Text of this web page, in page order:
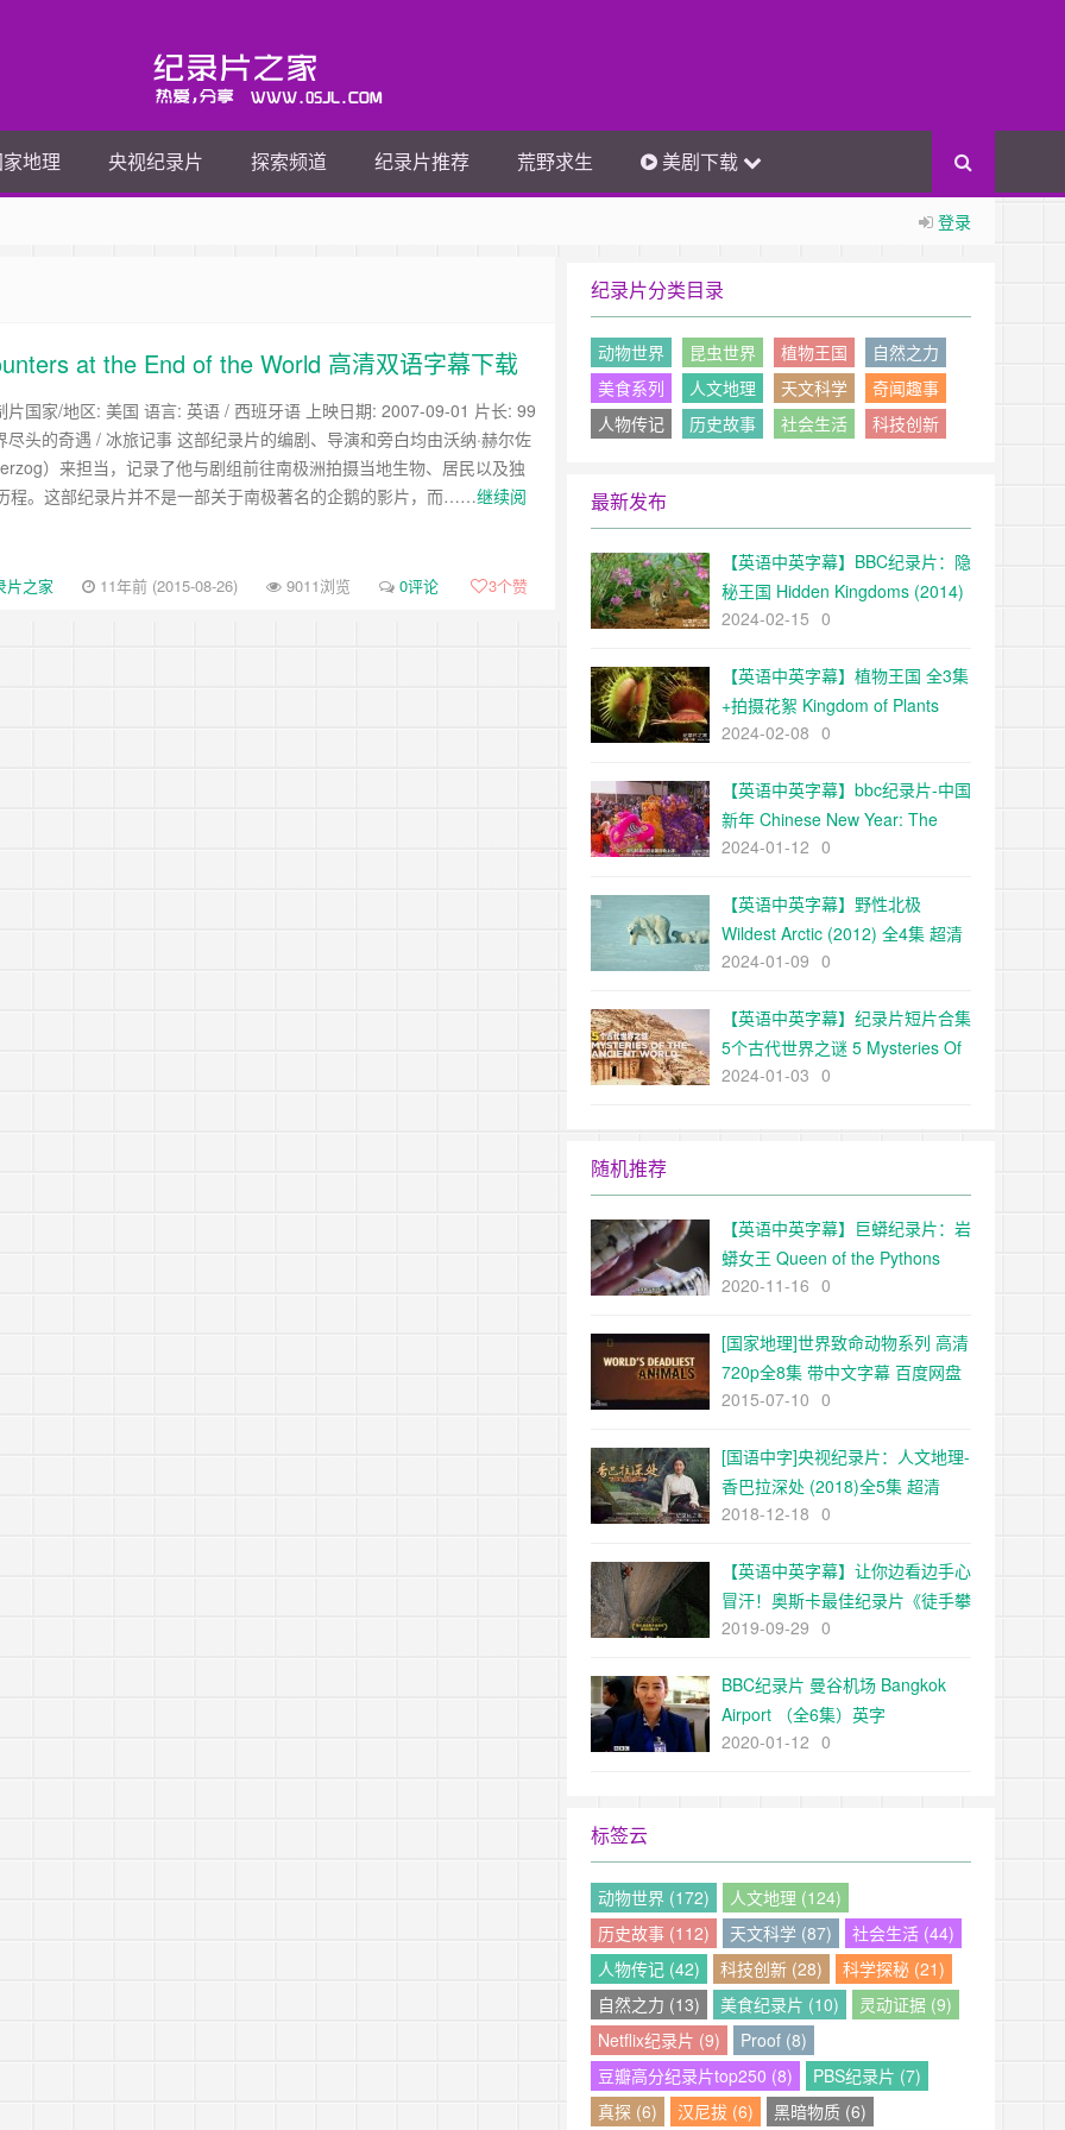
地理 央视纪录片 探索频道 纪录片推荐 荒野求生 美剧下载
登录
at the End of the World 高清双语字幕下载
片国家/地区: 美国 语言: 英语 / 西班牙语 上映日期: 2007-09-01 片长: 99
尽头的奇遇 / 冰旅记事 这部纪录片的编剧、导演和旁白均由沃纳·赫尔佐
）来担当，记录了他与剧组前往南极洲拍摄当地生物、居民以及独
程。这部纪录片并不是一部关于南极著名的企鹅的影片，而……继续阅
片之家 11年前 (2015-08-26) 9011浏览 0评论 3个赞
纪录片分类目录
动物世界 昆虫世界 植物王国
自然之力
美食系列
人文地理 天文科学
奇闻趣事
人物传记
历史故事 社会生活 科技创新
最新发布
【英语中英字幕】BBC纪录片：隐
秘王国 Hidden Kingdoms (2014)
全3集+电影版 Hidden
2024-02-15 0
【英语中英字幕】植物王国 全3集
+拍摄花絮 Kingdom of Plants
with David Attenborough 高清
2024-02-08 0
【英语中英字幕】bbc纪录片-中国
新年 Chinese New Year: The
Biggest Celebration on Earth
2024-01-12 0
【英语中英字幕】野性北极
Wildest Arctic (2012) 全4集 超清
720P下载
2024-01-09 0
【英语中英字幕】纪录片短片合集
5个古代世界之谜 5 Mysteries Of
The Ancient World超清1080p下
2024-01-03 0
随机推荐
【英语中英字幕】巨蟒纪录片：岩
蟒女王 Queen of the Pythons
(2019) 全1集 超清1080P
2020-11-16 0
[国家地理]世界致命动物系列 高清
720p全8集 带中文字幕 百度网盘
2015-07-10 0
[国语中字]央视纪录片：人文地理-
香巴拉深处 (2018)全5集 超清
1080P下载
2018-12-18 0
【英语中英字幕】让你边看边手心
冒汗！奥斯卡最佳纪录片《徒手攀
岩Free Solo 2018》高清BD
2019-09-29 0
BBC纪录片 曼谷机场 Bangkok
Airport （全6集）英字
2020-01-12 0
标签云
动物世界 (172)
人文地理 (124)
历史故事 (112)
天文科学 (87)
社会生活 (44)
人物传记 (42)
科技创新 (28)
科学探秘 (21)
自然之力 (13)
美食纪录片 (10)
灵动证据 (9)
Netflix纪录片 (9)
Proof (8)
豆瓣高分纪录片top250 (8)
PBS纪录片 (7)
真探 (6)
汉尼拔 (6) 黑暗物质 (6)